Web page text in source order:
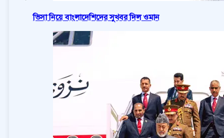
ভিসা নিয়ে বাংলাদেশিদের সুখবর দিল ওমান